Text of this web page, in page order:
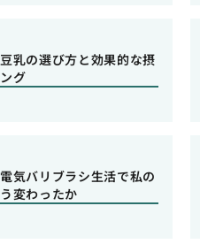
乳の選び方と効果的な摂
グ
気バリブラシ生活で私の
変わったか